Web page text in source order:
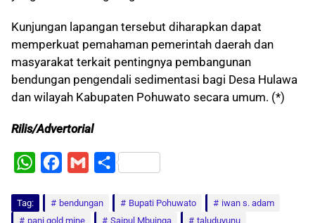
Kunjungan lapangan tersebut diharapkan dapat
memperkuat pemahaman pemerintah daerah dan
masyarakat terkait pentingnya pembangunan
bendungan pengendali sedimentasi bagi Desa Hulawa
dan wilayah Kabupaten Pohuwato secara umum. (*)
Rilis/Advertorial
W
c
a
S
a
Tag: bendungan Bupati Pohuwato
iwan s. adam
pani gold mine
Saipul Mbuinga taluduyunu